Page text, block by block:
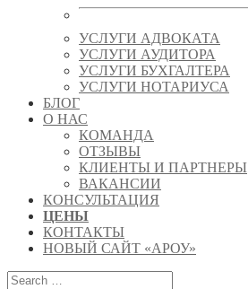
УСЛУГИ АДВОКАТА
УСЛУГИ АУДИТОРА
УСЛУГИ БУХГАЛТЕРА
УСЛУГИ НОТАРИУСА
БЛОГ
О НАС
КОМАНДА
ОТЗЫВЫ
КЛИЕНТЫ И ПАРТНЕРЫ
ВАКАНСИИ
КОНСУЛЬТАЦИЯ
ЦЕНЫ
КОНТАКТЫ
НОВЫЙ САЙТ «АРОУ»